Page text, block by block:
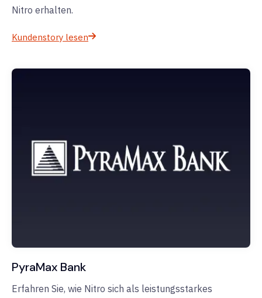
Nitro erhalten.
Kundenstory lesen
PyraMax Bank
Erfahren Sie, wie Nitro sich als leistungsstarkes